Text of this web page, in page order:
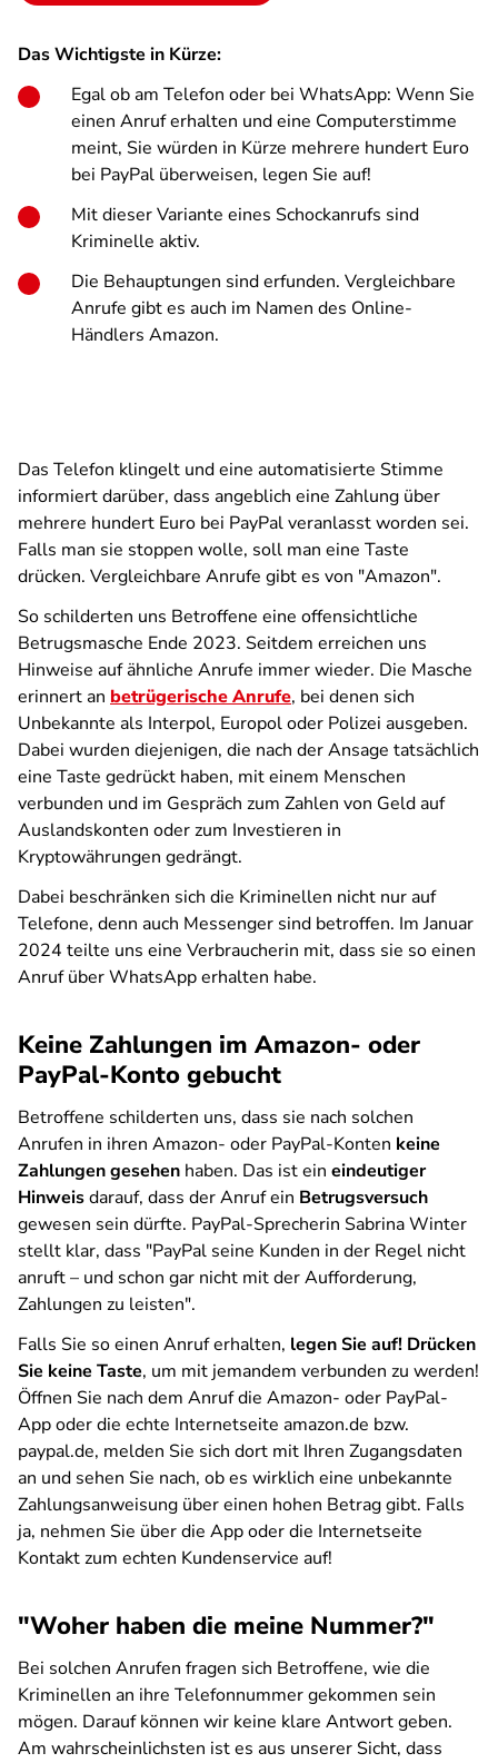
Das Wichtigste in Kürze:
Egal ob am Telefon oder bei WhatsApp: Wenn Sie
einen Anruf erhalten und eine Computerstimme
meint, Sie würden in Kürze mehrere hundert Euro
bei PayPal überweisen, legen Sie auf!
Mit dieser Variante eines Schockanrufs sind
Kriminelle aktiv.
Die Behauptungen sind erfunden. Vergleichbare
Anrufe gibt es auch im Namen des Online-
Händlers Amazon.
Das Telefon klingelt und eine automatisierte Stimme
informiert darüber, dass angeblich eine Zahlung über
mehrere hundert Euro bei PayPal veranlasst worden sei.
Falls man sie stoppen wolle, soll man eine Taste
drücken. Vergleichbare Anrufe gibt es von "Amazon".
So schilderten uns Betroffene eine offensichtliche
Betrugsmasche Ende 2023. Seitdem erreichen uns
Hinweise auf ähnliche Anrufe immer wieder. Die Masche
erinnert an betrügerische Anrufe, bei denen sich
Unbekannte als Interpol, Europol oder Polizei ausgeben.
Dabei wurden diejenigen, die nach der Ansage tatsächlich
eine Taste gedrückt haben, mit einem Menschen
verbunden und im Gespräch zum Zahlen von Geld auf
Auslandskonten oder zum Investieren in
Kryptowährungen gedrängt.
Dabei beschränken sich die Kriminellen nicht nur auf
Telefone, denn auch Messenger sind betroffen. Im Januar
2024 teilte uns eine Verbraucherin mit, dass sie so einen
Anruf über WhatsApp erhalten habe.
Keine Zahlungen im Amazon- oder
PayPal-Konto gebucht
Betroffene schilderten uns, dass sie nach solchen
Anrufen in ihren Amazon- oder PayPal-Konten keine
Zahlungen gesehen haben. Das ist ein eindeutiger
Hinweisdarauf, dass der Anruf ein Betrugsversuch
gewesen sein dürfte. PayPal-Sprecherin Sabrina Winter
stellt klar, dass "PayPal seine Kunden in der Regel nicht
anruft – und schon gar nicht mit der Aufforderung,
Zahlungen zu leisten".
Falls Sie so einen Anruf erhalten, legen Sie auf! Drücken
Sie keine Taste, um mit jemandem verbunden zu werden!
Öffnen Sie nach dem Anruf die Amazon- oder PayPal-
App oder die echte Internetseite amazon.de bzw.
paypal.de, melden Sie sich dort mit Ihren Zugangsdaten
an und sehen Sie nach, ob es wirklich eine unbekannte
Zahlungsanweisung über einen hohen Betrag gibt. Falls
ja, nehmen Sie über die App oder die Internetseite
Kontakt zum echten Kundenservice auf!
"Woher haben die meine Nummer?"
Bei solchen Anrufen fragen sich Betroffene, wie die
Kriminellen an ihre Telefonnummer gekommen sein
mögen. Darauf können wir keine klare Antwort geben.
Am wahrscheinlichsten ist es aus unserer Sicht, dass